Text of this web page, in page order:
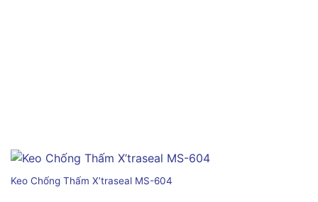
Keo Chống Thấm X’traseal MS-604